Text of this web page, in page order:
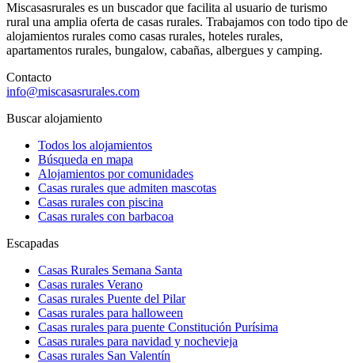
Miscasasrurales es un buscador que facilita al usuario de turismo
rural una amplia oferta de casas rurales. Trabajamos con todo tipo de
alojamientos rurales como casas rurales, hoteles rurales,
apartamentos rurales, bungalow, cabañas, albergues y camping.
Contacto
info@miscasasrurales.com
Buscar alojamiento
Todos los alojamientos
Búsqueda en mapa
Alojamientos por comunidades
Casas rurales que admiten mascotas
Casas rurales con piscina
Casas rurales con barbacoa
Escapadas
Casas Rurales Semana Santa
Casas rurales Verano
Casas rurales Puente del Pilar
Casas rurales para halloween
Casas rurales para puente Constitución Purísima
Casas rurales para navidad y nochevieja
Casas rurales San Valentín